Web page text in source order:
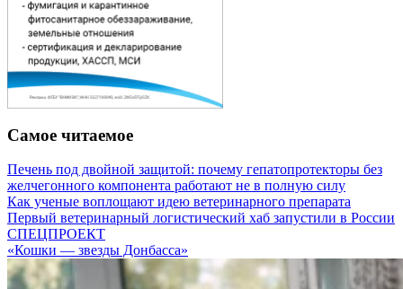
Самое читаемое
Печень под двойной защитой: почему гепатопротекторы без
желчегонного компонента работают не в полную силу
Как ученые воплощают идею ветеринарного препарата
Первый ветеринарный логистический хаб запустили в России
СПЕЦПРОЕКТ
«Кошки — звезды Донбасса»